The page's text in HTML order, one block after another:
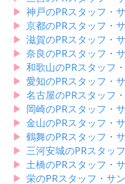
▶︎ 神戸のPRスタッフ・
▶︎ 京都のPRスタッフ・
▶︎ 滋賀のPRスタッフ・
▶︎ 奈良のPRスタッフ・
▶︎ 和歌山のPRスタッフ
▶︎ 愛知のPRスタッフ・
▶︎ 名古屋のPRスタッフ
▶︎ 岡崎のPRスタッフ・
▶︎ 金山のPRスタッフ・
▶︎ 鶴舞のPRスタッフ・
▶︎ 三河安城のPRスタッ
▶︎ 土橋のPRスタッフ・
▶︎ 栄のPRスタッフ・サ